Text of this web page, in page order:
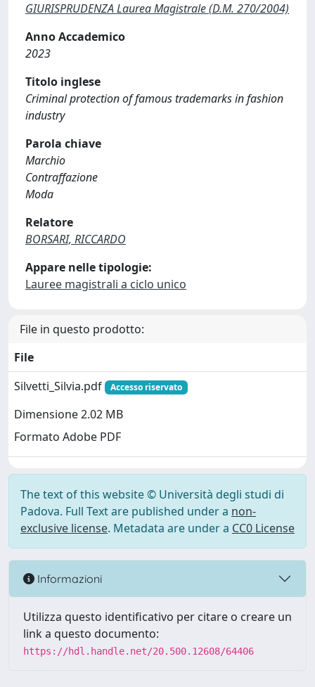
GIURISPRUDENZA Laurea Magistrale (D.M. 270/2004)
Anno Accademico
2023
Titolo inglese
Criminal protection of famous trademarks in fashion
industry
Parola chiave
Marchio
Contraffazione
Moda
Relatore
BORSARI, RICCARDO
Appare nelle tipologie:
Lauree magistrali a ciclo unico
File in questo prodotto:
File
Silvetti_Silvia.pdf
Accesso riservato
Dimensione 2.02 MB
Formato Adobe PDF
The text of this website © Università degli studi di
Padova. Full Text are published under a non-
exclusive license. Metadata are under a CC0 License
Informazioni
Utilizza questo identificativo per citare o creare un
link a questo documento:
https://hdl.handle.net/20.500.12608/64406